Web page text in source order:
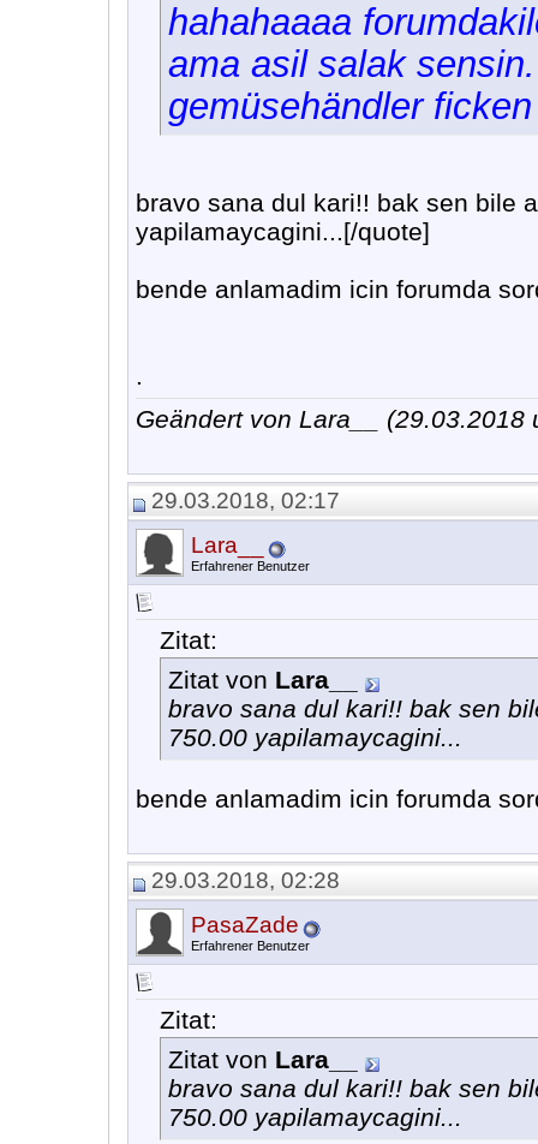
hahahaaaa
ama asil salak
gemüsehändler
bravo sana dul kari!! bak sen bile
yapilamaycagini...[/quote]
bende anlamadim icin forumda
.
Geändert von Lara__ (29.03.2018
29.03.2018, 02:17
Lara__
Erfahrener Benutzer
Zitat:
Zitat von Lara__
bravo sana dul kari!! bak sen
750.00 yapilamaycagini...
bende anlamadim icin forumda
29.03.2018, 02:28
PasaZade
Erfahrener Benutzer
Zitat:
Zitat von Lara__
bravo sana dul kari!! bak sen
750.00 yapilamaycagini...